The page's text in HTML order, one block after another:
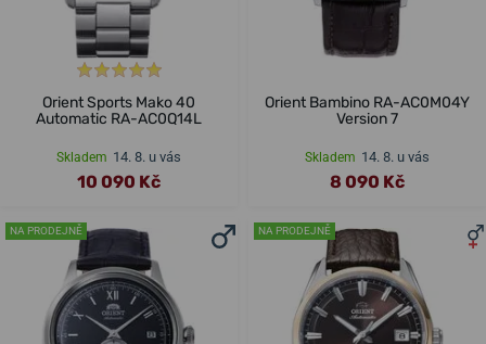
Orient Sports Mako 40
Automatic RA-AC0Q14L
Skladem 14. 8. u vás
10 090 Kč
Orient Bambino RA-AC0M04Y
Version 7
Skladem 14. 8. u vás
8 090 Kč
NA PRODEJNĚ NA PRODEJNĚ